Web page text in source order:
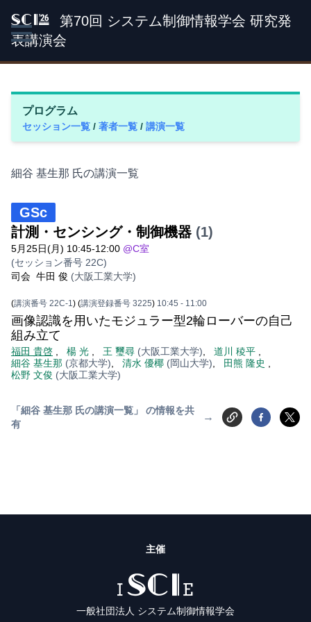
SCI '26
第70回 システム制御情報学会 研究発
表講演会
プログラム
セッション一覧 / 著者一覧 / 講演一覧
細谷 基生那 氏の講演一覧
GSc
計測・センシング・制御機器 (1)
5月25日(月) 10:45-12:00 @C室
(セッション番号 22C)
司会 牛田 俊 (大阪工業大学)
(講演番号 22C-1) (講演登録番号 3225) 10:45 - 11:00
画像認識を用いたモジュラー型2輪ローバーの自己
組み立て
福田 貴啓 楊 光 王 璽尋 (大阪工業大学) 道川 稜平
細谷 基生那 (京都大学) 清水 優椰 (岡山大学) 田熊 隆史
松野 文俊 (大阪工業大学)
「細谷 基生那 氏の講演一覧」 の情報を共
有
→
主催
ISCIE
一般社団法人 システム制御情報学会